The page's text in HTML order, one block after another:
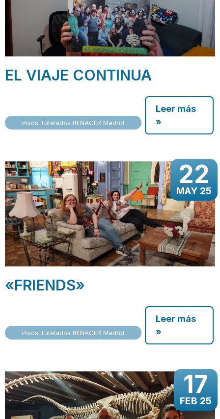
EL VIAJE CONTINUA
Pisos Tutelados RENACER Madrid
Leer más
»
22
MAY 25
«FRIENDS»
Pisos Tutelados RENACER Madrid
Leer más
»
17
FEB 25